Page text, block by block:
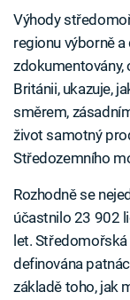
Výhody
regionu výborně
zdokumentovány,
Británii, ukazuje,
směrem,
život samotný
Středozemního
Rozhodně se
účastnilo 23 902
let.
definována
základě toho, jak